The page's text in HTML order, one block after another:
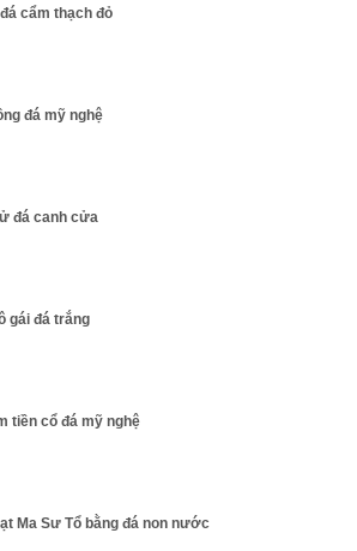
cẩm thạch đỏ
đá mỹ nghệ
đá canh cửa
gái đá trắng
tiền cổ đá mỹ nghệ
Ma Sư Tổ bằng đá non nước